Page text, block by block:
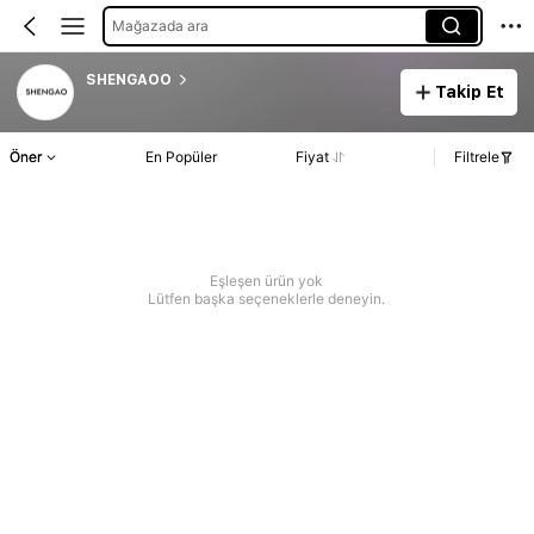
Mağazada ara
SHENGAOO
Takip Et
Öner En Popüler Fiyat Filtrele
Eşleşen ürün yok
Lütfen başka seçeneklerle deneyin.